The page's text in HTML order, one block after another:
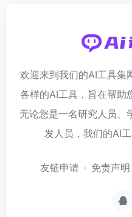
欢迎来到我们的AI工具集
各样的AI工具，旨在帮助
无论您是一名研究人员、
发人员，我们的AI
友链申请 免责声明